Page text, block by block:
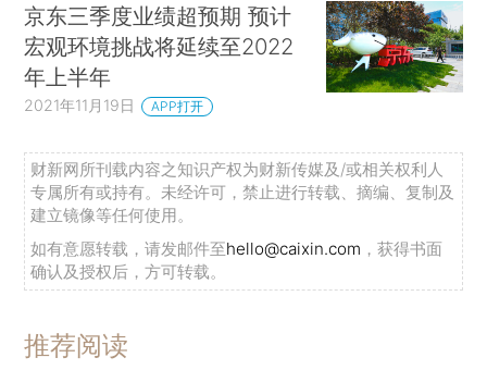
京东三季度业绩超预期 预计
宏观环境挑战将延续至2022
年上半年
2021年11月19日 APP打开
财新网所刊载内容之知识产权为财新传媒及/或相关权利人
专属所有或持有。未经许可，禁止进行转载、摘编、复制及
建立镜像等任何使用。
如有意愿转载，请发邮件至hello@caixin.com ，获得书面
确认及授权后，方可转载。
推荐阅读